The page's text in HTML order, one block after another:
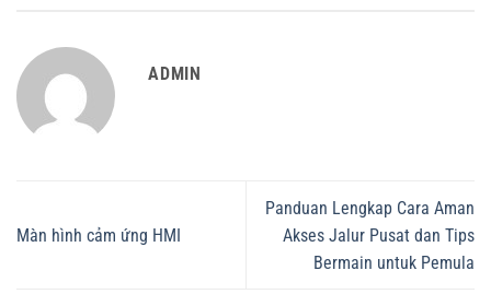
ADMIN
Màn hình cảm ứng HMI
Panduan Lengkap Cara Aman
Akses Jalur Pusat dan Tips
Bermain untuk Pemula